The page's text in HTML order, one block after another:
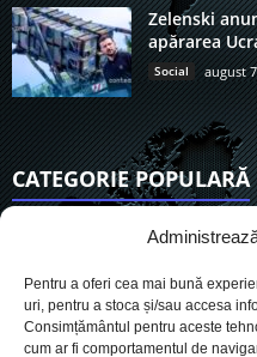
Pentru a oferi cea mai bună
uri, pentru a stoca și/sau accesa
Consimțământul pentru aceste
cum ar fi comportamentul de
Zelenski
apărarea
Social august
CATEGORIE POPULARĂ
Social
Politic